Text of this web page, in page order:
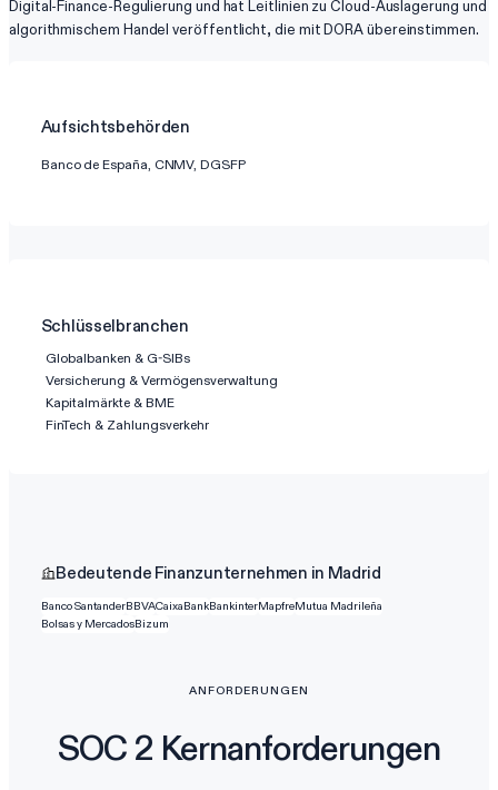
Digital-Finance-Regulierung und hat Leitlinien zu Cloud-Auslagerung und
algorithmischem Handel veröffentlicht, die mit DORA übereinstimmen.
Aufsichtsbehörden
Banco de España, CNMV, DGSFP
Schlüsselbranchen
Globalbanken & G-SIBs
Versicherung & Vermögensverwaltung
Kapitalmärkte & BME
FinTech & Zahlungsverkehr
Bedeutende Finanzunternehmen in Madrid
Banco SantanderBBVACaixaBankBankinterMapfreMutua Madrileña
Bolsas y MercadosBizum
ANFORDERUNGEN
SOC 2 Kernanforderungen